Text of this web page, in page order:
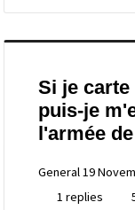
Si je carte
puis-je
l'armée
General19
1 replies